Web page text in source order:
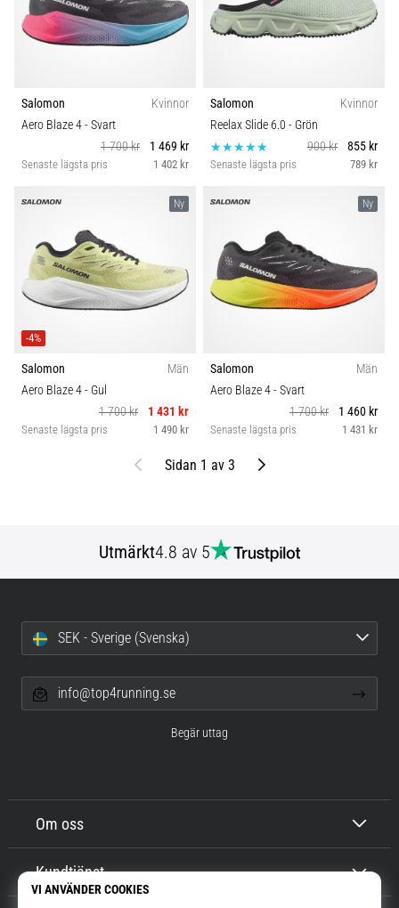
Salomon
Kvinnor
Aero Blaze 4- Svart
1 700 kr
1 469 kr
Senaste lägsta pris 1 402 kr
Salomon
Kvinnor
Reelax Slide 6.0 - Grön
900 kr
855 kr
Senaste lägsta pris 789 kr
Ny
-4%
Salomon
Män
Aero Blaze 4- Gul
1 700 kr
1 431 kr
Senaste lägsta pris 1 490 kr
Ny
Salomon
Män
Aero Blaze 4- Svart
1 700 kr
1 460 kr
Senaste lägsta pris 1 431 kr
Föregående
Sidan 1 av 3 Nästa
Utmärkt4.8 av 5
Om oss
Kundtjänst
SEK - Sverige (Svenska)
info@top4running.se
Begär uttag